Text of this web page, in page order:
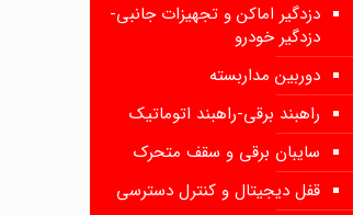
دزدگیر اماکن و تجهیزات جانبی-
دزدگیر خودرو
دوربین مداربسته
راهبند برقی-راهبند اتوماتیک
سایبان برقی و سقف متحرک
قفل دیجیتال و کنترل دسترسی